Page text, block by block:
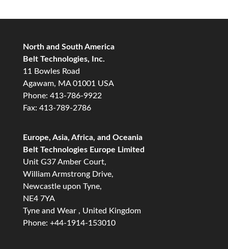
North and South America
Belt Technologies, Inc.
11 Bowles Road
Agawam, MA 01001 USA
Phone: 413-786-9922
Fax: 413-789-2786
Europe, Asia, Africa, and Oceania
Belt Technologies Europe Limited
Unit G37 Amber Court,
William Armstrong Drive,
Newcastle upon Tyne,
NE4 7YA
Tyne and Wear , United Kingdom
Phone: +44-1914-153010